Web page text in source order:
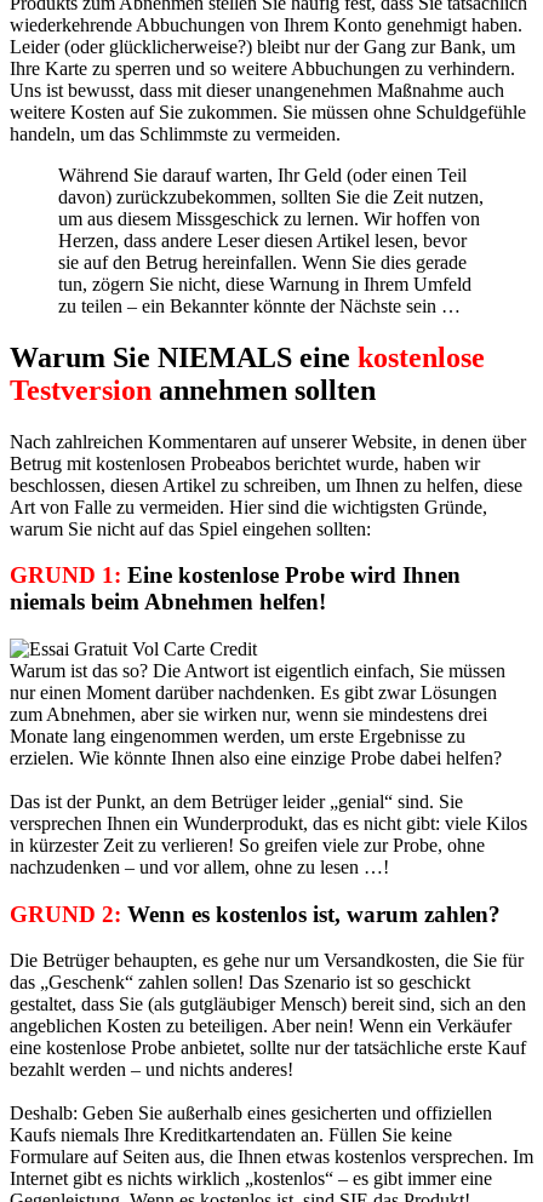
wiederkehrende Abbuchungen von Ihrem Konto genehmigt haben.
Leider (oder glücklicherweise?) bleibt nur der Gang zur Bank, um
Ihre Karte zu sperren und so weitere Abbuchungen zu verhindern.
Uns ist bewusst, dass mit dieser unangenehmen Maßnahme auch
weitere Kosten auf Sie zukommen. Sie müssen ohne Schuldgefühle
handeln, um das Schlimmste zu vermeiden.
Während Sie darauf warten, Ihr Geld (oder einen Teil
davon) zurückzubekommen, sollten Sie die Zeit nutzen,
um aus diesem Missgeschick zu lernen. Wir hoffen von
Herzen, dass andere Leser diesen Artikel lesen, bevor
sie auf den Betrug hereinfallen. Wenn Sie dies gerade
tun, zögern Sie nicht, diese Warnung in Ihrem Umfeld
zu teilen – ein Bekannter könnte der Nächste sein …
Warum Sie NIEMALS eine kostenlose
Testversion annehmen sollten
Nach zahlreichen Kommentaren auf unserer Website, in denen über
Betrug mit kostenlosen Probeabos berichtet wurde, haben wir
beschlossen, diesen Artikel zu schreiben, um Ihnen zu helfen, diese
Art von Falle zu vermeiden. Hier sind die wichtigsten Gründe,
warum Sie nicht auf das Spiel eingehen sollten:
GRUND 1: Eine kostenlose Probe wird Ihnen
niemals beim Abnehmen helfen!
Warum ist das so? Die Antwort ist eigentlich einfach, Sie müssen
nur einen Moment darüber nachdenken. Es gibt zwar Lösungen
zum Abnehmen, aber sie wirken nur, wenn sie mindestens drei
Monate lang eingenommen werden, um erste Ergebnisse zu
erzielen. Wie könnte Ihnen also eine einzige Probe dabei helfen?
Das ist der Punkt, an dem Betrüger leider „genial“ sind. Sie
versprechen Ihnen ein Wunderprodukt, das es nicht gibt: viele Kilos
in kürzester Zeit zu verlieren! So greifen viele zur Probe, ohne
nachzudenken – und vor allem, ohne zu lesen …!
GRUND 2: Wenn es kostenlos ist, warum zahlen?
Die Betrüger behaupten, es gehe nur um Versandkosten, die Sie für
das „Geschenk“ zahlen sollen! Das Szenario ist so geschickt
gestaltet, dass Sie (als gutgläubiger Mensch) bereit sind, sich an den
angeblichen Kosten zu beteiligen. Aber nein! Wenn ein Verkäufer
eine kostenlose Probe anbietet, sollte nur der tatsächliche erste Kauf
bezahlt werden – und nichts anderes!
Deshalb: Geben Sie außerhalb eines gesicherten und offiziellen
Kaufs niemals Ihre Kreditkartendaten an. Füllen Sie keine
Formulare auf Seiten aus, die Ihnen etwas kostenlos versprechen. Im
Internet gibt es nichts wirklich „kostenlos“ – es gibt immer eine